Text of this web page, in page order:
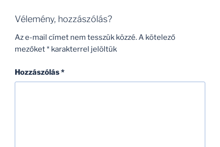
Vélemény, hozzászólás?
Az e-mail címet nem tesszük közzé.A kötelező
mezőket* karakterrel jelöltük
Hozzászólás*